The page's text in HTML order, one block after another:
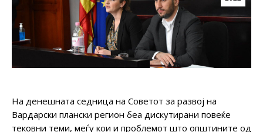
На денешната седница на Советот за развој на
Вардарски плански регион беа дискутирани повеќе
тековни теми, меѓу кои и проблемот што општините од